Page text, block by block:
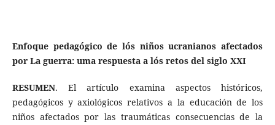
Enfoque pedagógico de lós niños ucranianos afectados
por La guerra: uma respuesta a lós retos del siglo XXI
RESUMEN. El artículo examina aspectos históricos,
pedagógicos y axiológicos relativos a la educación de los
niños afectados por las traumáticas consecuencias de la